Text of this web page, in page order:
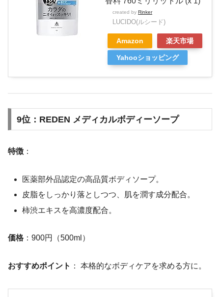
created by Rinker
LUCIDO(ルシード)
Amazon 楽天市場
Yahooショッピング
9位：REDEN メディカルボディーソープ
特徴 ：
医薬部外品認定の高品質ボディソープ。
皮脂をしっかり落としつつ、肌を潤す成分配合。
柿渋エキスを高濃度配合。
価格 ：900円（500ml）
おすすめポイント ： 本格的なボディケアを求める方に。